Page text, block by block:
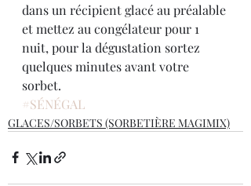
dans un récipient glacé au préalable
et mettez au congélateur pour 1
nuit, pour la dégustation sortez
quelques minutes avant votre
sorbet.
#SÉNÉGAL
GLACES/SORBETS (SORBETIÈRE MAGIMIX)